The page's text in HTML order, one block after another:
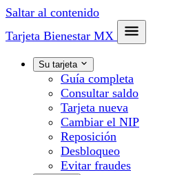
Saltar al contenido
Tarjeta Bienestar MX
Su tarjeta
Guía completa
Consultar saldo
Tarjeta nueva
Cambiar el NIP
Reposición
Desbloqueo
Evitar fraudes